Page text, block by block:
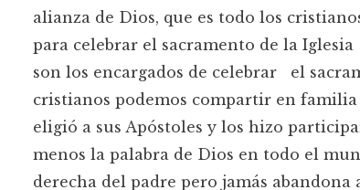
alianza de Dios, que es todo los
para celebrar el sacramento de la
son los encargados de celebrar el
cristianos podemos compartir en
eligió a sus Apóstoles y los hizo
menos la palabra de Dios en todo el
derecha del padre pero jamás abandona